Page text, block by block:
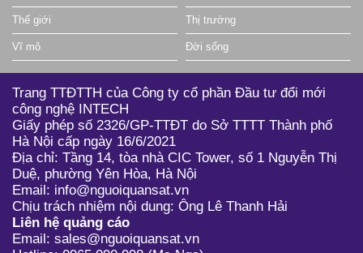
Thế giới Thị trường
Vĩ mô Đời sống
Trang TTĐTTH của Công ty cổ phần Đầu tư đổi mới
công nghệ INTECH
Giấy phép số 2326/GP-TTĐT do Sở TTTT Thành phố
Hà Nội cấp ngày 16/6/2021
Địa chỉ: Tầng 14, tòa nhà CIC Tower, số 1 Nguyễn Thị
Duệ, phường Yên Hòa, Hà Nội
Email: info@nguoiquansat.vn
Chịu trách nhiệm nội dung: Ông Lê Thanh Hải
Liên hệ quảng cáo
Email: sales@nguoiquansat.vn